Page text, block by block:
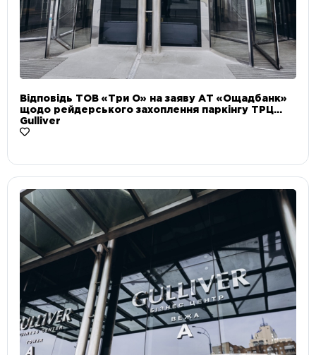
Відповідь ТОВ «Три О» на заяву АТ «Ощадбанк»
щодо рейдерського захоплення паркінгу ТРЦ
Gulliver